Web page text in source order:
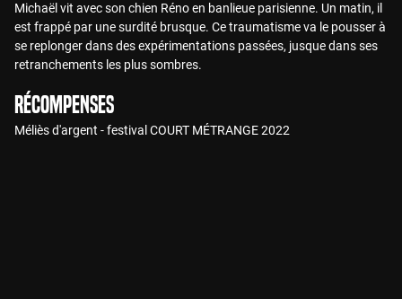
Michaël vit avec son chien Réno en banlieue parisienne. Un matin, il
est frappé par une surdité brusque. Ce traumatisme va le pousser à
se replonger dans des expérimentations passées, jusque dans ses
retranchements les plus sombres.
Récompenses
Méliès d'argent - festival COURT MÉTRANGE 2022